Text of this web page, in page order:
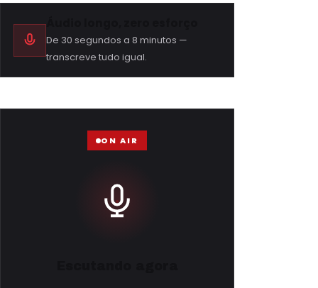
De 30 segundos a 8 minutos —
transcreve tudo igual.
ON AIR